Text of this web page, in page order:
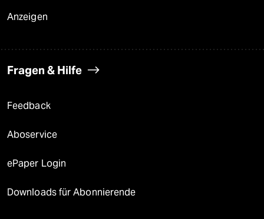
Anzeigen
Fragen & Hilfe
Feedback
Aboservice
ePaper Login
Downloads für Abonnierende